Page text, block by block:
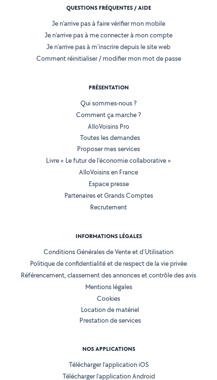
QUESTIONS FRÉQUENTES / AIDE
Je n'arrive pas à faire vérifier mon mobile
Je n'arrive pas à me connecter à mon compte
Je n'arrive pas à m'inscrire depuis le site web
Comment réinitialiser / modifier mon mot de passe
PRÉSENTATION
Qui sommes-nous ?
Comment ça marche ?
AlloVoisins Pro
Toutes les demandes
Proposer mes services
Livre « Le futur de l'économie collaborative »
AlloVoisins en France
Espace presse
Partenaires et Grands Comptes
Recrutement
INFORMATIONS LÉGALES
Conditions Générales de Vente et d'Utilisation
Politique de confidentialité et de respect de la vie privée
Référencement, classement des annonces et contrôle des avis
Mentions légales
Cookies
Location de matériel
Prestation de services
NOS APPLICATIONS
Télécharger l’application iOS
Télécharger l’application Android